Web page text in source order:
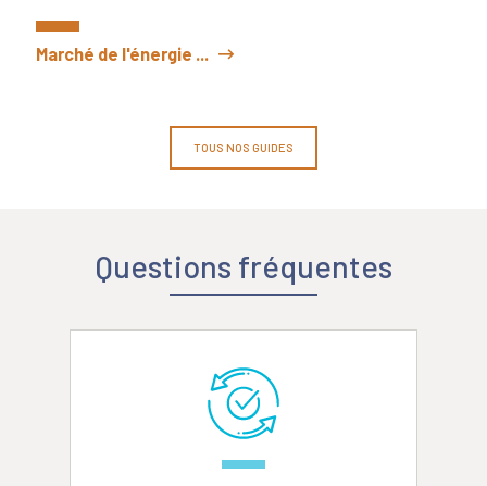
Marché de l'énergie ...
TOUS NOS GUIDES
Questions fréquentes